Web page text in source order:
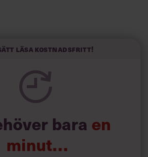
det lilla verkstadsföretaget till det
medvetna om – frågan är
inser på vilket sätt hans efternamn
till medarbetarna. Alla som Chef har
funderat över detta och merparten
läsa kostnadsfritt!
bara en
minut…